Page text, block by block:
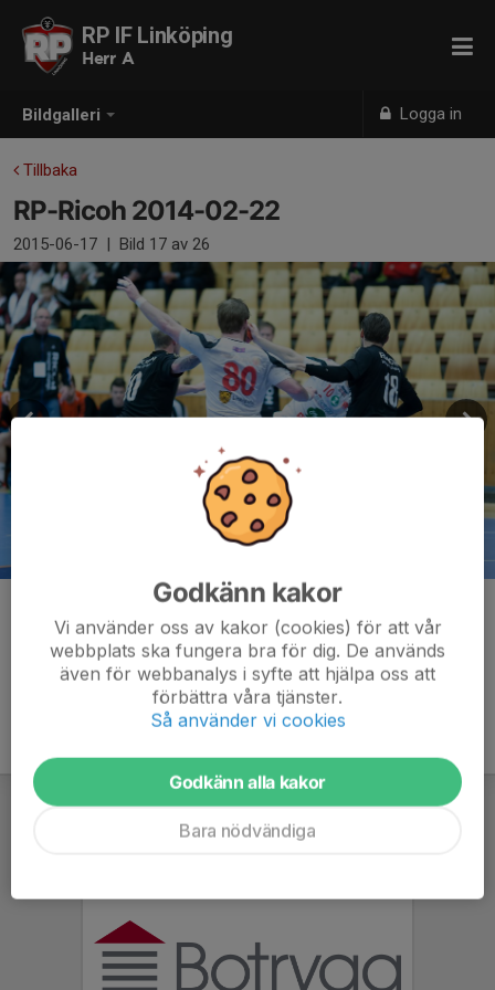
Bildgalleri Logga in
RP IF Linköping
Herr A
Tillbaka
RP-Ricoh 2014-02-22
2015-06-17 | Bild 17 av 26
Godkänn kakor
Vi använder oss av kakor (cookies) för att vår
webbplats ska fungera bra för dig. De används
även för webbanalys i syfte att hjälpa oss att
förbättra våra tjänster.
Så använder vi cookies
Godkänn alla kakor
Bara nödvändiga